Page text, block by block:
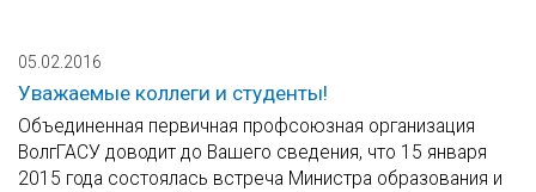
05.02.2016
Уважаемые коллеги и студенты!
Объединенная первичная профсоюзная организация
ВолгГАСУ доводит до Вашего сведения, что 15 января
2015 года состоялась встреча Министра образования и